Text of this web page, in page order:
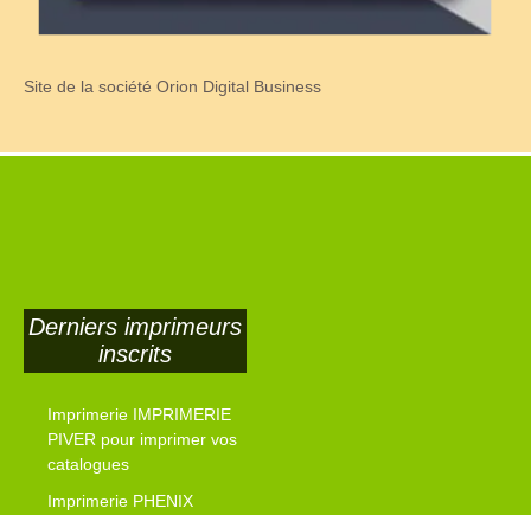
Site de la société Orion Digital Business
Derniers imprimeurs
inscrits
Imprimerie IMPRIMERIE
PIVER pour imprimer vos
catalogues
Imprimerie PHENIX